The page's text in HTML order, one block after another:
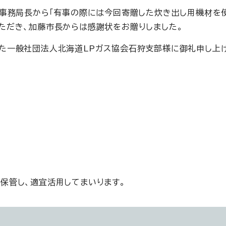
局長から「有事の際には今回寄贈した炊き出し用機材を
き、加藤市長からは感謝状をお贈りしました。
一般社団法人北海道LPガス協会石狩支部様に御礼申し上げ
し、適宜活用してまいります。